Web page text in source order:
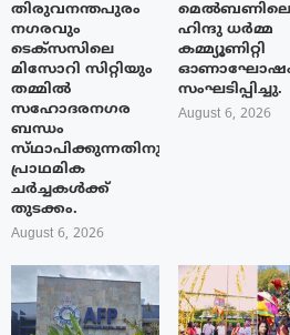
തിരുവനന്തപുരം
നഗരവും
ടെക്‌സസിലെ
മിസോറി സിറ്റിയും
തമ്മിൽ
സഹോദരനഗര
ബന്ധം
സ്‌ഥാപിക്കുന്നതിനുള്ള
പ്രാഥമിക
ചർച്ചകൾക്ക്
തുടക്കം.
August 6, 2026
മെൽബണിലെ
ഹിന്ദു ധർമ്മ
കമ്മ്യൂണിറ്റി
സംഘടിപ്പിച്ചു.
August 6, 2026